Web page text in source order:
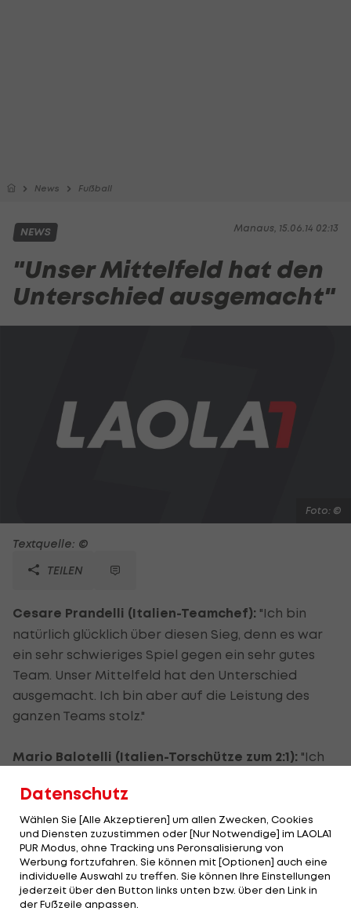
News Fußball
Manaus, 15.06.14 02:13
NEWS
"Unser Mittelfeld hat den
Unterschied ausgemacht"
Foto: ©
Textquelle: ©
TEILEN
Cesare Prandelli (Italien-Teamchef): "Ich bin
natürlich glücklich über diesen Sieg, denn es war
ein sehr schwieriges Spiel gegen ein sehr gutes
Team. Unser Mittelfeld hat den Unterschied
ausgemacht. Ich bin aber auf die Leistung des
ganzen Teams stolz."
Mario Balotelli (Italien-Torschütze zum 2:1): "Ich
fantastisch, dass mir gleich in meinem ersten WM-
Spiel der Siegtreffer gelungen ist. Ich widme
dieses Tor meiner Verlobten, die ich bald heiraten
werde, und meiner Familie."
Steven Gerrard (England-Kapitän):
Datenschutz
Wählen Sie [Alle Akzeptieren] um allen Zwecken, Cookies
und Diensten zuzustimmen oder [Nur Notwendige] im LAOLA1
PUR Modus, ohne Tracking uns Peronsalisierung von
Werbung fortzufahren. Sie können mit [Optionen] auch eine
individuelle Auswahl zu treffen. Sie können Ihre Einstellungen
jederzeit über den Button links unten bzw. über den Link in
der Fußzeile anpassen.